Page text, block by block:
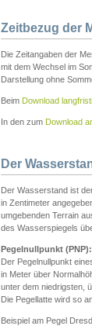
Zeitbezug der
Die Zeitangaben der
mit dem Wechsel im
Darstellung ohne
Beim Download
In den zum Download
Der
Der Wasserstand ist
in Zentimeter
umgebenden Terrain
des Wasserspiegels
Pegelnullpunkt (PNP):
Der Pegelnullpunkt
in Meter über
unter dem niedrigsten,
Die Pegellatte wird so
Beispiel am Pegel